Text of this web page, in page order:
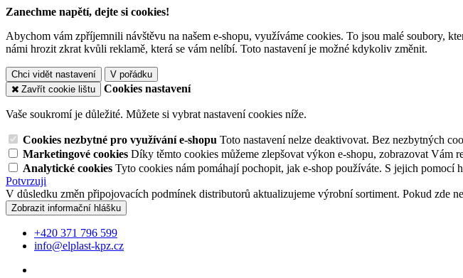
Zanechme napětí, dejte si cookies!
Abychom vám zpříjemnili návštěvu na našem e-shopu, využíváme cookies. To jsou malé soubory,
námi hrozit zkrat kvůli reklamě, která se vám nelíbí. Toto nastavení je možné kdykoliv změnit.
Chci vidět nastavení
V pořádku
Zavřít cookie lištu
Cookies nastavení
Vaše soukromí je důležité. Můžete si vybrat nastavení cookies níže.
Cookies nezbytné pro využívání e-shopu Toto nastavení nelze deaktivovat. Bez nezbytných
Marketingové cookies Díky těmto cookies můžeme zlepšovat výkon e-shopu, zobrazovat Vám
Analytické cookies Tyto cookies nám pomáhají pochopit, jak e-shop používáte. S jejich pomocí
Potvrzuji
V důsledku změn připojovacích podmínek distributorů aktualizujeme výrobní sortiment. Pokud zde
Zobrazit informační hlášku
+420 371 796 599
info@elplast-kpz.cz